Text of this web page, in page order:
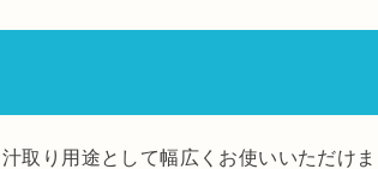
取り用途として幅広くお使いいただけま